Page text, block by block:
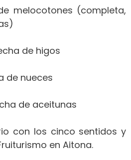
melocotones (completa,
de higos
de nueces
de aceitunas
con los cinco sentidos y
en Aitona.